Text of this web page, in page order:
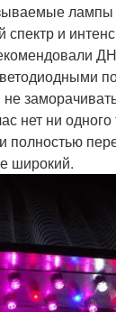
лампы
и
не
нет ни
широкий.